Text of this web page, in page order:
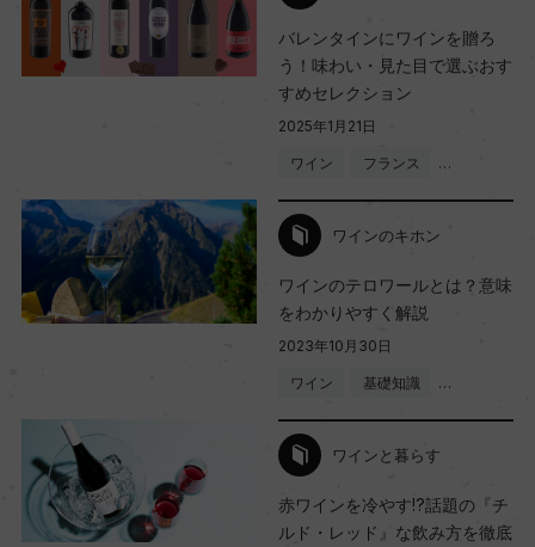
バレンタインにワインを贈ろ
う！味わい・見た目で選ぶおす
すめセレクション
2025年1月21日
ワイン フランス …
ワインのキホン
ワインのテロワールとは？意味
をわかりやすく解説
2023年10月30日
ワイン 基礎知識 …
ワインと暮らす
赤ワインを冷やす!?話題の『チ
ルド・レッド』な飲み方を徹底